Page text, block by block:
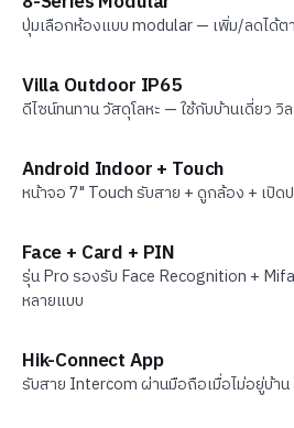
ปุ่มเลือกห้องแบบ modular — เพิ่ม/ลดได้
Villa Outdoor IP65
ดีไซน์ทนทาน วัสดุโลหะ — ใช้กับบ้านเดี่ยว วิ
Android Indoor + Touch
หน้าจอ 7" Touch รับสาย + ดูกล้อง + เปิด
Face + Card + PIN
รุ่น Pro รองรับ Face Recognition +
หลายแบบ
Hik-Connect App
รับสาย Intercom ผ่านมือถือเมื่อไม่อยู่บ้า